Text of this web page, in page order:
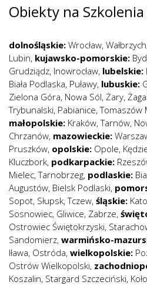
Obiekty na
dolnośląskie: Wrocław, Wałbrzych
Lubin, kujawsko-pomorskie:
Grudziądz, Inowrocław, lubelskie:
Biała Podlaska, Puławy, lubuskie:
Zielona Góra, Nowa Sól, Żary,
Trybunalski, Pabianice,Tomaszów
małopolskie: Kraków,Tarnów,
Chrzanów, mazowieckie:
Pruszków, opolskie: Opole,
Kluczbork, podkarpackie:
Mielec,Tarnobrzeg, podlaskie:
Augustów, Bielsk Podlaski,
Sopot, Słupsk,Tczew, śląskie:
Sosnowiec, Gliwice, Zabrze,
Ostrowiec Świętokrzyski,
Sandomierz, warmińsko-
Iława, Ostróda, wielkopolskie:
Ostrów Wielkopolski,
Koszalin, Stargard Szczeciński,